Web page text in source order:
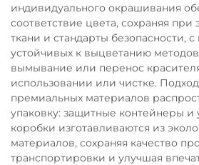
индивидуального окрашивания
соответствие цвета, сохраняя при
ткани и стандарты безопасности,
устойчивых к выцветанию
вымывание или перенос
использовании или чистке.
премиальных материалов
упаковку: защитные контейнеры и
коробки изготавливаются из
материалов, сохраняя качество
транспортировки и улучшая